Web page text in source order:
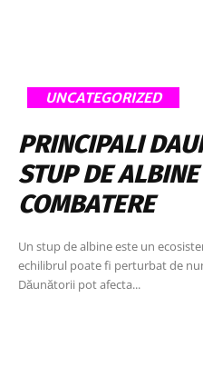
UNCATEGORIZED
PRINCIPALI
STUP DE
COMBATERE
Un stup de albine este un
echilibrul poate fi perturbat de
Dăunătorii pot afecta...